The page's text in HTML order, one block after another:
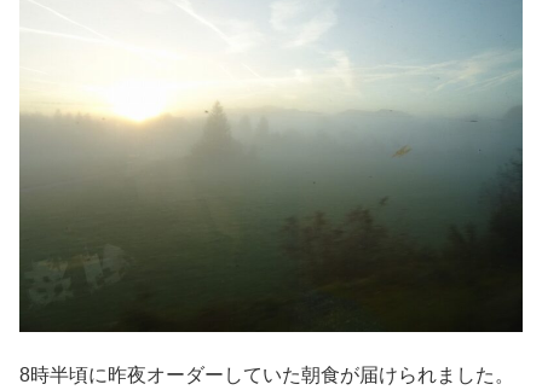
8時半頃に昨夜オーダーしていた朝食が届けられました。